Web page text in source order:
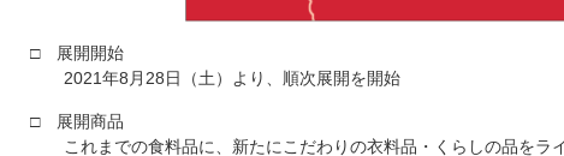
展開開始
2021年8月28日（土）より、順次展開を開始
展開商品
これまでの食料品に、新たにこだわりの衣料品・くらしの品をラ